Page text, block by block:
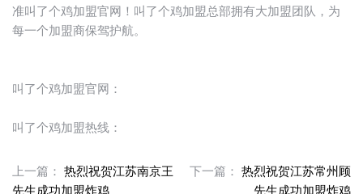
准叫了个鸡加盟官网！叫了个鸡加盟总部拥有大加盟团队，为
每一个加盟商保驾护航。
叫了个鸡加盟官网：
叫了个鸡加盟热线：
上一篇： 热烈祝贺江苏南京王
先生成功加盟炸鸡
下一篇： 热烈祝贺江苏常州顾
先生成功加盟炸鸡